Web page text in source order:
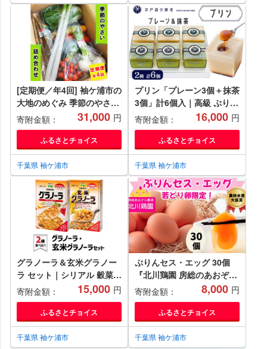
[定期便／年4回] 袖ケ浦市の
大地のめぐみ 季節のやさい
詰め合わせ｜野菜 直送
[0135ch]
寄附金額： 31,000 円
ふるさとチョイス
千葉県 袖ケ浦市
プリン「プレーン3個＋抹茶
3個」計6個入｜高級 ぷりん
スイーツ ブランド卵 プリン
セスエッグ ブランド 卵 た
まご 袖ケ浦 千葉 [0213ch]
寄附金額： 16,000 円
ふるさとチョイス
千葉県 袖ケ浦市
グラノーラ＆玄米グラノー
ラ セット｜シリアル 穀菜食
自然食品 堅果類 全粒オーツ
麦 アーモンド 小麦胚芽 ク
ルミ [0247ch]
寄附金額： 15,000 円
ふるさとチョイス
千葉県 袖ケ浦市
ぷりんセス・エッグ 30個
『北川鶏園 房総のあおぞら
農場』｜たまご タマゴ 玉子
卵 ブランドたまご 産みたて
新鮮 プレミアム プリンセス
エッグ ぷりんせすえっぐ
[0250]
寄附金額： 8,000 円
ふるさとチョイス
千葉県 袖ケ浦市